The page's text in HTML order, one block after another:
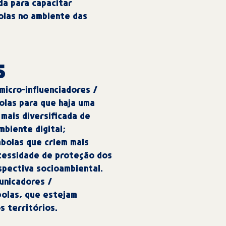
para capacitar
no ambiente das
influenciadores /
para que haja uma
diversificada de
digital;
que criem mais
de proteção dos
socioambiental.
/
que estejam
territórios.